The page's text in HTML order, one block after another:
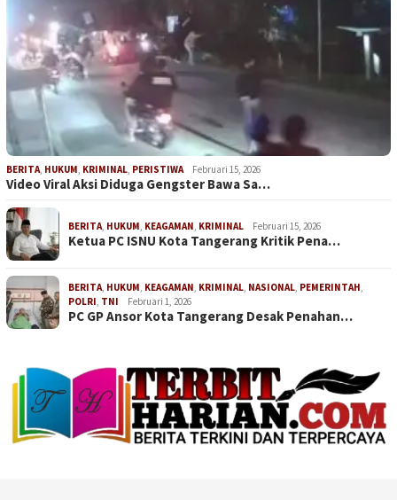
BERITA, HUKUM, KRIMINAL, PERISTIWA Februari 15, 2026
Video Viral Aksi Diduga Gengster Bawa Sa…
BERITA, HUKUM, KEAGAMAN, KRIMINAL Februari 15, 2026
Ketua PC ISNU Kota Tangerang Kritik Pena…
BERITA, HUKUM, KEAGAMAN, KRIMINAL, NASIONAL, PEMERINTAH,
POLRI, TNI Februari 1, 2026
PC GP Ansor Kota Tangerang Desak Penahan…